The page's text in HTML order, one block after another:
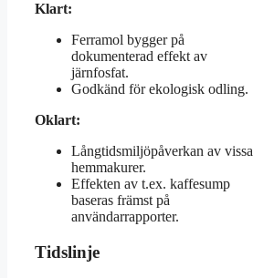
Klart:
Ferramol bygger på
dokumenterad effekt av
järnfosfat.
Godkänd för ekologisk odling.
Oklart:
Långtidsmiljöpåverkan av vissa
hemmakurer.
Effekten av t.ex. kaffesump
baseras främst på
användarrapporter.
Tidslinje